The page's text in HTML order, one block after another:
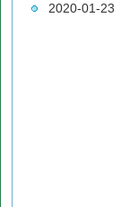
2020-01-23